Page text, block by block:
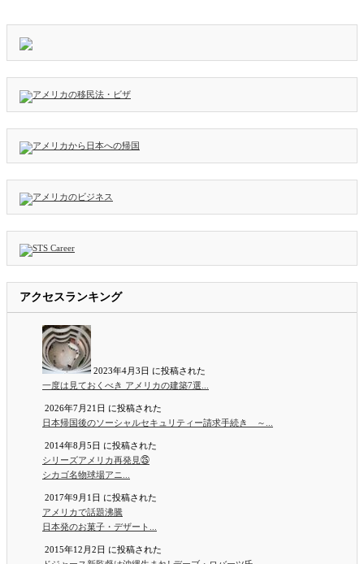
アクセスランキング
2023年4月3日 に投稿された
一度は見ておくべき アメリカの建築7選...
2026年7月21日 に投稿された
日本帰国後のソーシャルセキュリティー請求手続き ～...
2014年8月5日 に投稿された
シリーズアメリカ再発見㉕
シカゴ名物球場アニ...
2017年9月1日 に投稿された
アメリカで話題沸騰
日本発のお菓子・デザート...
2015年12月2日 に投稿された